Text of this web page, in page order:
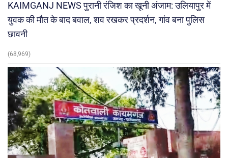
KAIMGANJ NEWS पुरानी रंजिश का खूनी अंजाम: उलियापुर में
युवक की मौत के बाद बवाल, शव रखकर प्रदर्शन, गांव बना पुलिस
छावनी
(68,969)